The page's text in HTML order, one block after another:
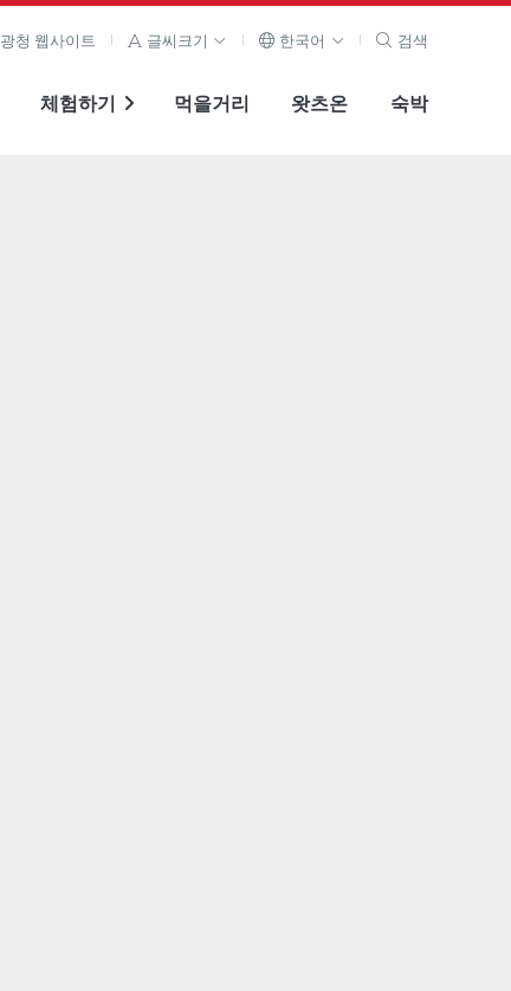
청 웹사이트 글씨크기 한국어 검색
체험하기 먹을거리 왓츠온 숙박